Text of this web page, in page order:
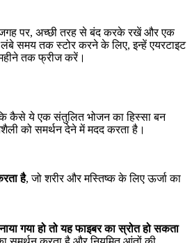
जगह पर, अच्छी तरह से बंद करके रखें और एक
समय तक स्टोर करने के लिए, इन्हें एयरटाइट
तक फ्रीज करें।
कैसे ये एक संतुलित भोजन का हिस्सा बन
को समर्थन देने में मदद करता है।
है, जो शरीर और मस्तिष्क के लिए ऊर्जा का
गया हो तो यह फाइबर का स्रोत हो सकता